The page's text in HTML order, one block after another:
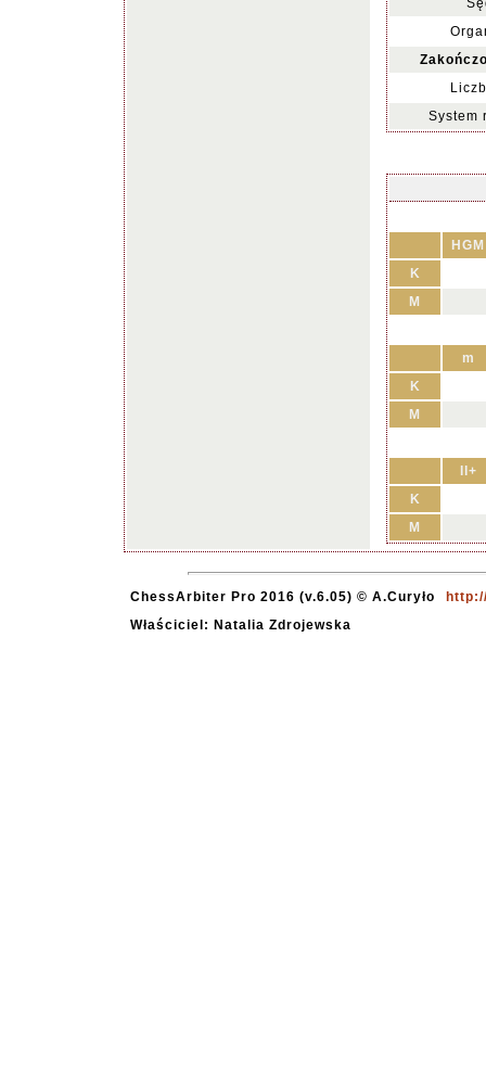
System
HGM
K
M
m
K
M
II+
K
M
ChessArbiter Pro 2016 (v.6.05) © A.Curyło
Właściciel: Natalia Zdrojewska